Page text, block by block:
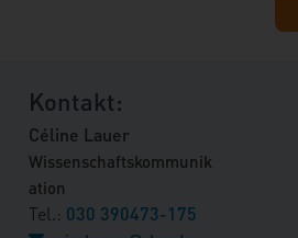
Kontakt:
Céline Lauer
Wissenschaftskommunik
ation
Tel.: 030 390473-175